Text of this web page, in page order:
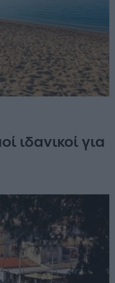
ιδανικοί για